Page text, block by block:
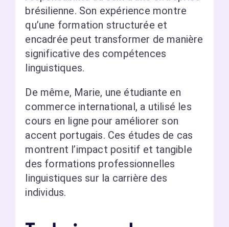
brésilienne. Son expérience montre
qu’une formation structurée et
encadrée peut transformer de manière
significative des compétences
linguistiques.
De même, Marie, une étudiante en
commerce international, a utilisé les
cours en ligne pour améliorer son
accent portugais. Ces études de cas
montrent l’impact positif et tangible
des formations professionnelles
linguistiques sur la carrière des
individus.